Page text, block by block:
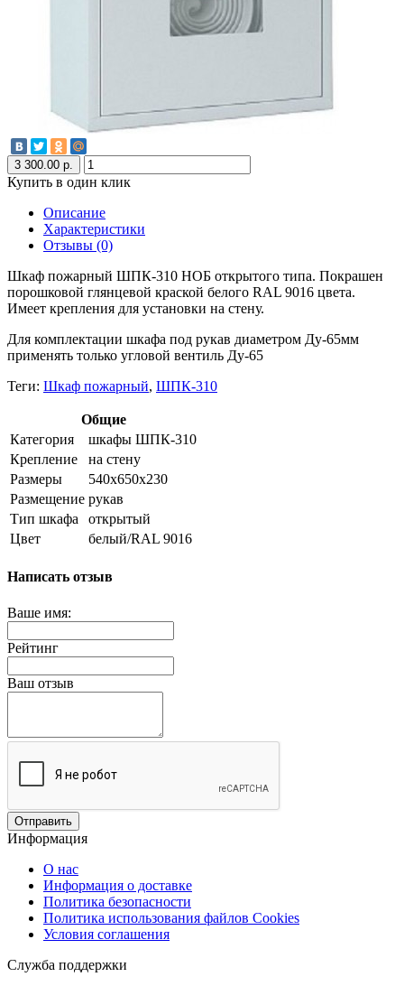
3 300.00 р.
Купить в один клик
Описание
Характеристики
Отзывы (0)
Шкаф пожарный ШПК-310 НОБ открытого типа. Покрашен
порошковой глянцевой краской белого RAL 9016 цвета.
Имеет крепления для установки на стену.
Для комплектации шкафа под рукав диаметром Ду-65мм
применять только угловой вентиль Ду-65
Теги: Шкаф пожарный, ШПК-310
Общие
Категория
шкафы ШПК-310
Крепление
на стену
Размеры
540x650x230
Размещение рукав
Тип шкафа
открытый
Цвет
белый/RAL 9016
Написать отзыв
Ваше имя:
Рейтинг
Ваш отзыв
Отправить
Информация
О нас
Информация о доставке
Политика безопасности
Политика использования файлов Сookies
Условия соглашения
Служба поддержки